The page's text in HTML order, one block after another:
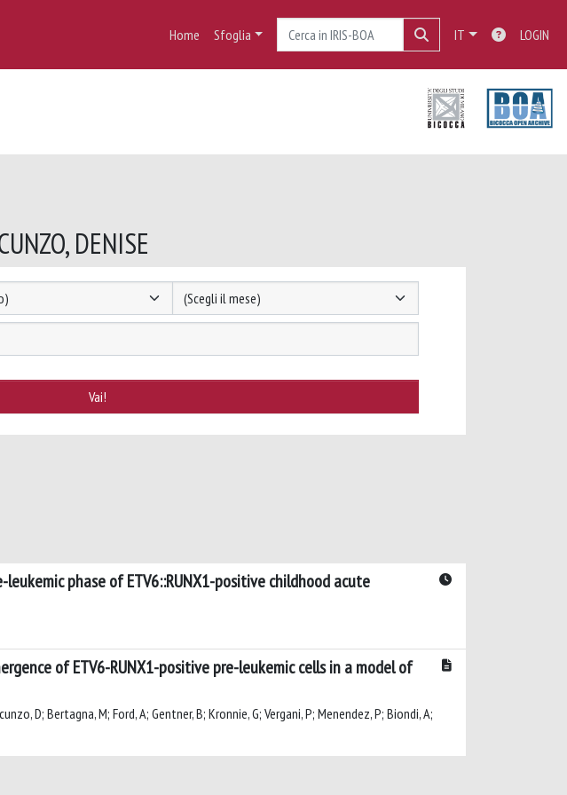
Home Sfoglia IT LOGIN
DENISE
phase of ETV6::RUNX1-positive childhood acute
of ETV6-RUNX1-positive pre-leukemic cells in a model of
D; Bertagna, M; Ford, A; Gentner, B; Kronnie, G; Vergani, P; Menendez, P; Biondi, A;